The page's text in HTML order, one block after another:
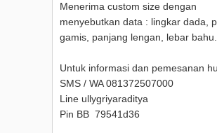
Menerima custom size dengan
menyebutkan data : lingkar dada,
gamis, panjang lengan, lebar bahu.
Untuk informasi dan pemesanan
SMS / WA 081372507000
Line ullygriyaraditya
Pin BB 79541d36